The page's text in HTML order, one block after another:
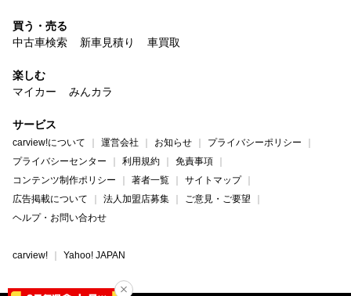
買う・売る
中古車検索
新車見積り 車買取
楽しむ
マイカー
みんカラ
サービス
carview!について 運営会社 お知らせ
プライバシーポリシー
プライバシーセンター
利用規約
免責事項
コンテンツ制作ポリシー
著者一覧
サイトマップ
広告掲載について
法人加盟店募集
ご意見・ご要望
ヘルプ・お問い合わせ
carview! Yahoo! JAPAN